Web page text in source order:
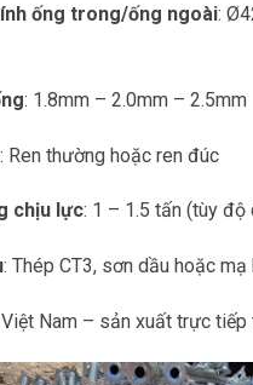
ống trong/ống ngoài:
: 1.8mm – 2.0mm – 2.5mm
: Ren thường hoặc ren đúc
chịu lực: 1 – 1.5 tấn (tùy độ
: Thép CT3, sơn dầu hoặc
Nam – sản xuất trực